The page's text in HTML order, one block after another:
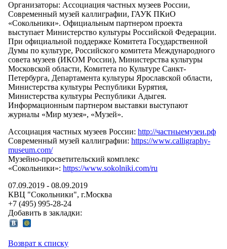
Организаторы: Ассоциация частных музеев России,
Современный музей каллиграфии, ГАУК ПКиО
«Сокольники». Официальным партнером проекта
выступает Министерство культуры Российской Федерации.
При официальной поддержке Комитета Государственной
Думы по культуре, Российского комитета Международного
совета музеев (ИКОМ России), Министерства культуры
Московской области, Комитета по Культуре Санкт-
Петербурга, Департамента культуры Ярославской области,
Министерства культуры Республики Бурятия,
Министерства культуры Республики Адыгея.
Информационным партнером выставки выступают
журналы «Мир музея», «Музей».
Ассоциация частных музеев России: http://частныемузеи.рф
Современный музей каллиграфии: https://www.calligraphy-
museum.com/
Музейно-просветительский комплекс
«Сокольники»: https://www.sokolniki.com/ru
07.09.2019 - 08.09.2019
КВЦ "Сокольники", г.Москва
+7 (495) 995-28-24
Добавить в закладки:
Возврат к списку